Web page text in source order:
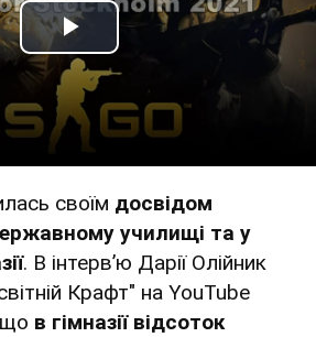
Play Video
своїм досвідом
училищі та у
. В інтерв’ю Дарії Олійник
Крафт" на YouTube
в гімназії відсоток